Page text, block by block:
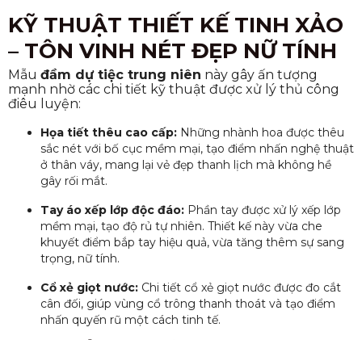
KỸ THUẬT THIẾT KẾ TINH XẢO
– TÔN VINH NÉT ĐẸP NỮ TÍNH
Mẫu đầm dự tiệc trung niên này gây ấn tượng
mạnh nhờ các chi tiết kỹ thuật được xử lý thủ công
điêu luyện:
Họa tiết thêu cao cấp: Những nhành hoa được thêu
sắc nét với bố cục mềm mại, tạo điểm nhấn nghệ thuật
ở thân váy, mang lại vẻ đẹp thanh lịch mà không hề
gây rối mắt.
Tay áo xếp lớp độc đáo: Phần tay được xử lý xếp lớp
mềm mại, tạo độ rủ tự nhiên. Thiết kế này vừa che
khuyết điểm bắp tay hiệu quả, vừa tăng thêm sự sang
trọng, nữ tính.
Cổ xẻ giọt nước: Chi tiết cổ xẻ giọt nước được đo cắt
cân đối, giúp vùng cổ trông thanh thoát và tạo điểm
nhấn quyến rũ một cách tinh tế.